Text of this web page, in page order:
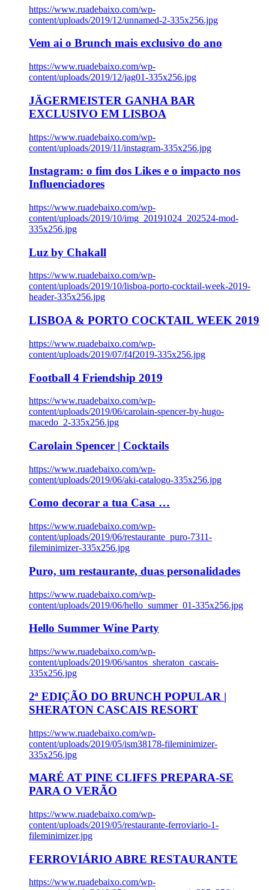
https://www.ruadebaixo.com/wp-
content/uploads/2019/12/unnamed-2-335x256.jpg
Vem ai o Brunch mais exclusivo do ano
https://www.ruadebaixo.com/wp-
content/uploads/2019/12/jag01-335x256.jpg
JÄGERMEISTER GANHA BAR
EXCLUSIVO EM LISBOA
https://www.ruadebaixo.com/wp-
content/uploads/2019/11/instagram-335x256.jpg
Instagram: o fim dos Likes e o impacto nos
Influenciadores
https://www.ruadebaixo.com/wp-
content/uploads/2019/10/img_20191024_202524-mod-
335x256.jpg
Luz by Chakall
https://www.ruadebaixo.com/wp-
content/uploads/2019/10/lisboa-porto-cocktail-week-2019-
header-335x256.jpg
LISBOA & PORTO COCKTAIL WEEK 2019
https://www.ruadebaixo.com/wp-
content/uploads/2019/07/f4f2019-335x256.jpg
Football 4 Friendship 2019
https://www.ruadebaixo.com/wp-
content/uploads/2019/06/carolain-spencer-by-hugo-
macedo_2-335x256.jpg
Carolain Spencer | Cocktails
https://www.ruadebaixo.com/wp-
content/uploads/2019/06/aki-catalogo-335x256.jpg
Como decorar a tua Casa …
https://www.ruadebaixo.com/wp-
content/uploads/2019/06/restaurante_puro-7311-
fileminimizer-335x256.jpg
Puro, um restaurante, duas personalidades
https://www.ruadebaixo.com/wp-
content/uploads/2019/06/hello_summer_01-335x256.jpg
Hello Summer Wine Party
https://www.ruadebaixo.com/wp-
content/uploads/2019/06/santos_sheraton_cascais-
335x256.jpg
2ª EDIÇÃO DO BRUNCH POPULAR |
SHERATON CASCAIS RESORT
https://www.ruadebaixo.com/wp-
content/uploads/2019/05/ism38178-fileminimizer-
335x256.jpg
MARÉ AT PINE CLIFFS PREPARA-SE
PARA O VERÃO
https://www.ruadebaixo.com/wp-
content/uploads/2019/05/restaurante-ferroviario-1-
fileminimizer.jpg
FERROVIÁRIO ABRE RESTAURANTE
https://www.ruadebaixo.com/wp-